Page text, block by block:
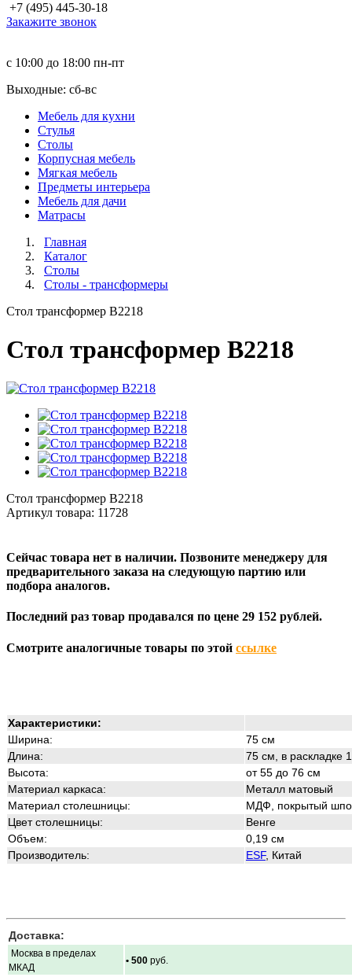
+7 (495) 445-30-18
Закажите звонок
с 10:00 до 18:00 пн-пт
Выходные: сб-вc
Мебель для кухни
Стулья
Столы
Корпусная мебель
Мягкая мебель
Предметы интерьера
Мебель для дачи
Матраcы
Главная
Каталог
Столы
Столы - трансформеры
Стол трансформер B2218
Стол трансформер B2218
Стол трансформер B2218
Артикул товара: 11728
Сейчас товара нет в наличии. Позвоните менеджеру для
предварительного заказа на следующую партию или
подбора аналогов.
Последний раз товар продавался по цене 29 152 рублей.
Смотрите аналогичные товары по этой ссылке
Характеристики:
Ширина:
75 см
Длина:
75 см, в раскладке
Высота:
от 55 до 76 см
Материал каркаса:
Металл матовый
Материал столешницы:
МДФ, покрытый
Цвет столешницы:
Венге
Объем:
0,19 см
Производитель:
ESF, Китай
Доставка:
Москва в пределах
МКАД
• 500 руб.